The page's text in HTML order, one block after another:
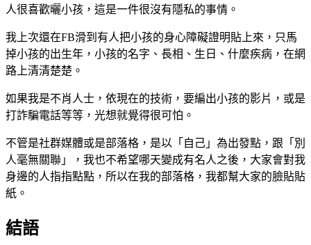
人很喜歡曬小孩，這是一件很沒有隱私的事情。
我上次還在FB滑到有人把小孩的身心障礙證明貼上來，只馬
掉小孩的出生年，小孩的名字、長相、生日、什麼疾病，在網
路上清清楚楚。
如果我是不肖人士，依現在的技術，要編出小孩的影片，或是
打詐騙電話等等，光想就覺得很可怕。
不管是社群媒體或是部落格，是以「自己」為出發點，跟「別
人毫無關聯」，我也不希望哪天變成有名人之後，大家會對我
身邊的人指指點點，所以在我的部落格，我都幫大家的臉貼貼
紙。
結語